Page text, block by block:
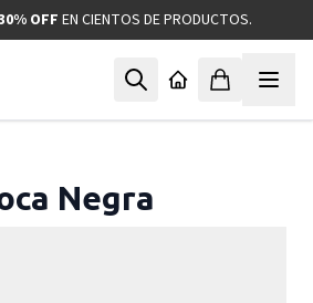
OFF EN CIENTOS DE PRODUCTOS.
Negra